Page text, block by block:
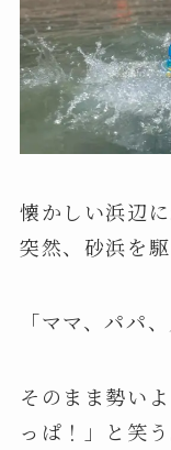
懐かしい浜辺
突然、砂浜を
「ママ、パパ
そのまま勢い
っぱ！」と笑う